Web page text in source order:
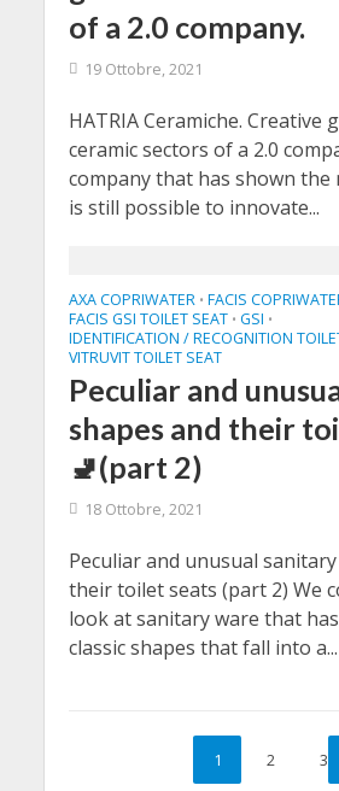
of a 2.0 company.
19 Ottobre, 2021
HATRIA Ceramiche. Creative
ceramic sectors of a 2.0
company that has shown
is still possible to innovate...
AXA COPRIWATER • FACIS
FACIS GSI TOILET SEAT • GSI •
IDENTIFICATION / RECOGNITION
VITRUVIT TOILET SEAT
Peculiar and
shapes and their
🚽(part 2)
18 Ottobre, 2021
Peculiar and unusual
their toilet seats (part 2) We
look at sanitary ware that
classic shapes that fall into a...
1 2 3